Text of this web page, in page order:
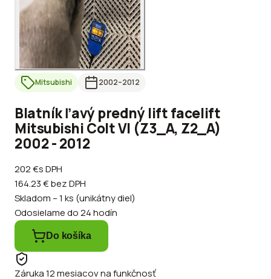
Mitsubishi 2002–2012
Blatník ľavý predný lift facelift
Mitsubishi Colt VI (Z3_A, Z2_A)
2002 - 2012
202 €s DPH
164.23 €bez DPH
Skladom – 1 ks (unikátny diel)
Odosielame do 24 hodín
Do košíka
Záruka 12 mesiacov na funkčnosť